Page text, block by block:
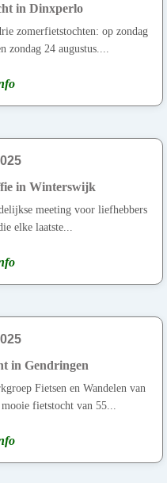
in Dinxperlo
zomerfietstochten: op zondag
zondag 24 augustus....
in Winterswijk
meeting voor liefhebbers
elke laatste...
in Gendringen
Fietsen en Wandelen van
fietstocht van 55...